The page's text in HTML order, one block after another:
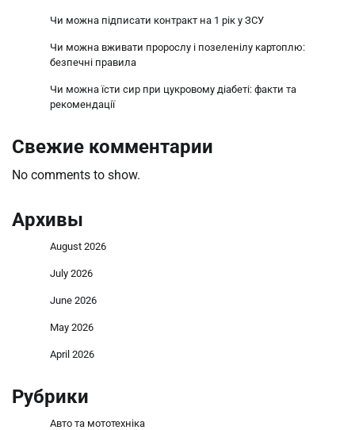
Чи можна підписати контракт на 1 рік у ЗСУ
Чи можна вживати пророслу і позеленілу картоплю:
безпечні правила
Чи можна їсти сир при цукровому діабеті: факти та
рекомендації
Свежие комментарии
No comments to show.
Архивы
August 2026
July 2026
June 2026
May 2026
April 2026
Рубрики
Авто та мототехніка